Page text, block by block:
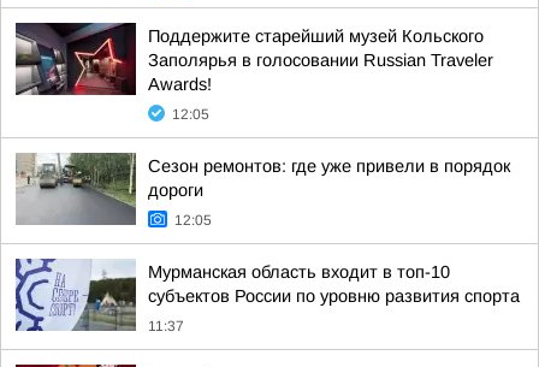
Поддержите старейший музей Кольского
Заполярья в голосовании Russian Traveler
Awards!
12:05
Сезон ремонтов: где уже привели в порядок
дороги
12:05
Мурманская область входит в топ-10
субъектов России по уровню развития спорта
11:37